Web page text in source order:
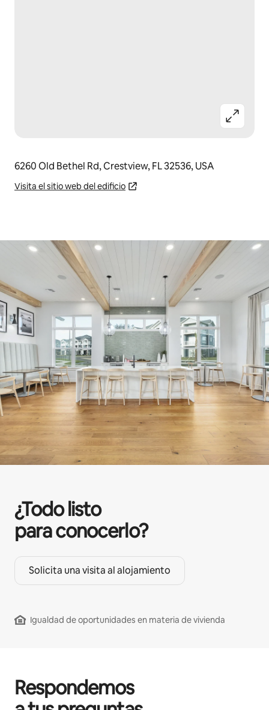
6260 Old Bethel Rd, Crestview, FL 32536, USA
Visita el sitio web del edificio
¿Todo listo
para conocerlo?
Solicita una visita al alojamiento
Igualdad de oportunidades en materia de vivienda
Respondemos